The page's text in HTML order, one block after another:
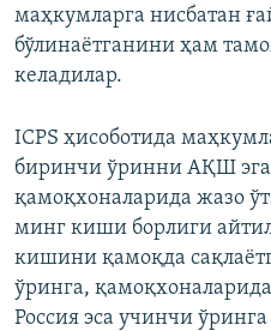
маҳкумларга нисбатан
бўлинаётганини ҳам
келадилар.
ICPS ҳисоботида
биринчи ўринни АҚШ
қамоқхоналарида жазо
минг киши борлиги
кишини қамоқда
ўринга,
Россия эса учинчи